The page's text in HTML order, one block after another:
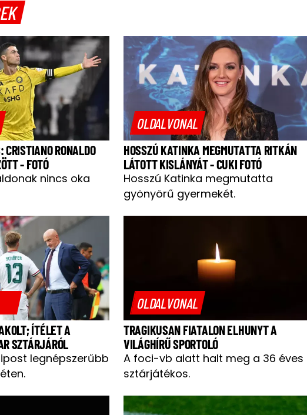
CRISTIANO RONALDO
- FOTÓ
nincs oka
OLDALVONAL
HOSSZÚ KATINKA MEGMUTATTA RITKÁN
LÁTOTT KISLÁNYÁT - CUKI FOTÓ
Hosszú Katinka megmutatta
gyönyörű gyermekét.
ÍTÉLET A
SZTÁRJÁRÓL
legnépszerűbb
OLDALVONAL
TRAGIKUSAN FIATALON ELHUNYT A
VILÁGHÍRŰ SPORTOLÓ
A foci-vb alatt halt meg a 36 éves
sztárjátékos.